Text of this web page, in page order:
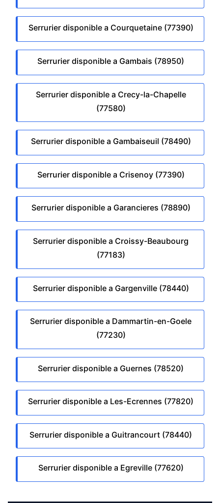
Serrurier disponible a Courquetaine (77390)
Serrurier disponible a Gambais (78950)
Serrurier disponible a Crecy-la-Chapelle
(77580)
Serrurier disponible a Gambaiseuil (78490)
Serrurier disponible a Crisenoy (77390)
Serrurier disponible a Garancieres (78890)
Serrurier disponible a Croissy-Beaubourg
(77183)
Serrurier disponible a Gargenville (78440)
Serrurier disponible a Dammartin-en-Goele
(77230)
Serrurier disponible a Guernes (78520)
Serrurier disponible a Les-Ecrennes (77820)
Serrurier disponible a Guitrancourt (78440)
Serrurier disponible a Egreville (77620)